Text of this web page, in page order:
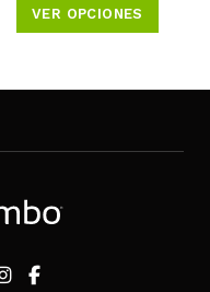
VER OPCIONES